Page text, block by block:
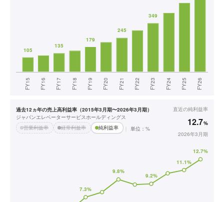
過去12ヵ年の売上高利益率（2015年3月期〜2026年3月期）
ジャパンエレベーターサービスホールディングス
営業利益率
経常利益率 純利益率 単位：%
直近の純利益率
12.7%
2026年3月期